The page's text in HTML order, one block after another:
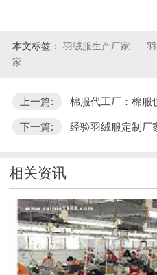
本文标签： 羽绒服生产厂家
家
上一篇: 棉服代工厂：棉服
下一篇: 经验羽绒服定制厂
相关资讯